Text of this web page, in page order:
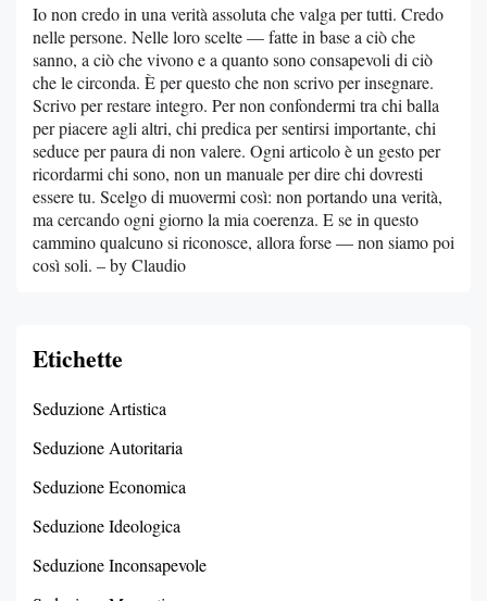
Io non credo in una verità assoluta che valga per tutti. Credo
nelle persone. Nelle loro scelte — fatte in base a ciò che
sanno, a ciò che vivono e a quanto sono consapevoli di ciò
che le circonda. È per questo che non scrivo per insegnare.
Scrivo per restare integro. Per non confondermi tra chi balla
per piacere agli altri, chi predica per sentirsi importante, chi
seduce per paura di non valere. Ogni articolo è un gesto per
ricordarmi chi sono, non un manuale per dire chi dovresti
essere tu. Scelgo di muovermi così: non portando una verità,
ma cercando ogni giorno la mia coerenza. E se in questo
cammino qualcuno si riconosce, allora forse — non siamo poi
così soli. – by Claudio
Etichette
Seduzione Artistica
Seduzione Autoritaria
Seduzione Economica
Seduzione Ideologica
Seduzione Inconsapevole